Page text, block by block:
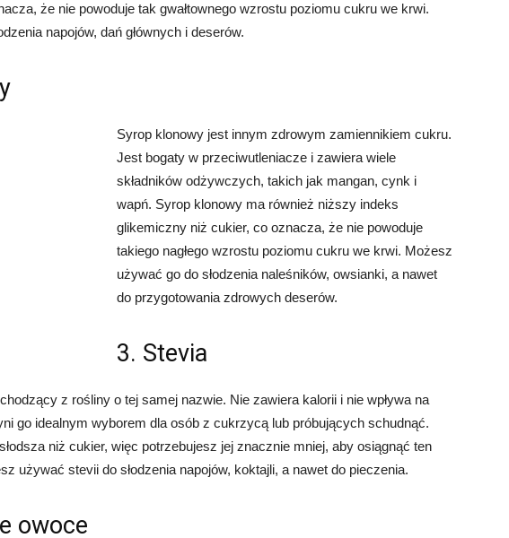
że nie powoduje tak gwałtownego wzrostu poziomu cukru we krwi.
napojów, dań głównych i deserów.
Syrop klonowy jest innym zdrowym zamiennikiem cukru.
Jest bogaty w przeciwutleniacze i zawiera wiele
składników odżywczych, takich jak mangan, cynk i
wapń. Syrop klonowy ma również niższy indeks
glikemiczny niż cukier, co oznacza, że nie powoduje
takiego nagłego wzrostu poziomu cukru we krwi. Możesz
używać go do słodzenia naleśników, owsianki, a nawet
do przygotowania zdrowych deserów.
3. Stevia
z rośliny o tej samej nazwie. Nie zawiera kalorii i nie wpływa na
go idealnym wyborem dla osób z cukrzycą lub próbujących schudnąć.
niż cukier, więc potrzebujesz jej znacznie mniej, aby osiągnąć ten
używać stevii do słodzenia napojów, koktajli, a nawet do pieczenia.
owoce